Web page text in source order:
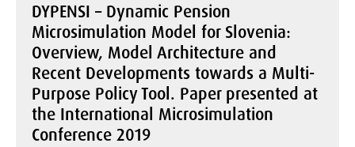
DYPENSI – Dynamic Pension
Microsimulation Model for Slovenia:
Overview, Model Architecture and
Recent Developments towards a Multi-
Purpose Policy Tool. Paper presented at
the International Microsimulation
Conference 2019